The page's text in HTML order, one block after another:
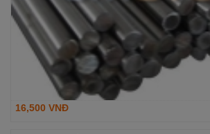
16,500 VNĐ